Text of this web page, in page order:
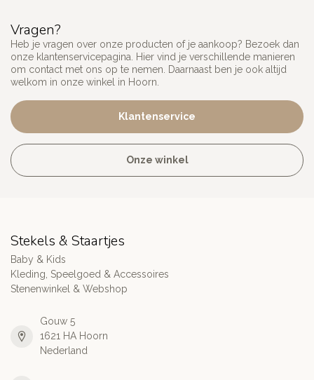
Vragen?
Heb je vragen over onze producten of je aankoop? Bezoek dan
onze klantenservicepagina. Hier vind je verschillende manieren
om contact met ons op te nemen. Daarnaast ben je ook altijd
welkom in onze winkel in Hoorn.
Klantenservice
Onze winkel
Stekels & Staartjes
Baby & Kids
Kleding, Speelgoed & Accessoires
Stenenwinkel & Webshop
Gouw 5
1621 HA Hoorn
Nederland